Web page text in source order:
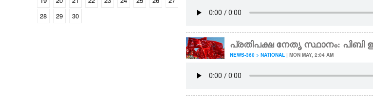
28
29 30
പ്രതിപക്ഷ നേതൃ സ്ഥാനം: പിബി
NEWS-360 > NATIONAL| MON MAY, 2:04 AM